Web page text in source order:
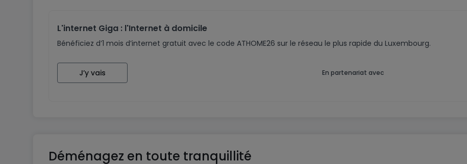
L'internet Giga : l'Internet à domicile
Bénéficiez d’1 mois d’internet gratuit avec le code ATHOME26 sur le réseau le plus rapide du Luxembourg.
J’y vais En partenariat avec
Déménagez en toute tranquillité